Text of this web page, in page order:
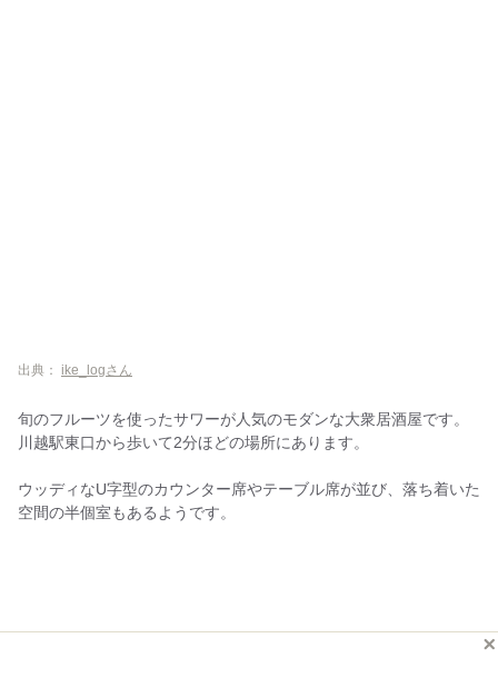
出典： ike_logさん
旬のフルーツを使ったサワーが人気のモダンな大衆居酒屋です。
川越駅東口から歩いて2分ほどの場所にあります。
ウッディなU字型のカウンター席やテーブル席が並び、落ち着いた
空間の半個室もあるようです。